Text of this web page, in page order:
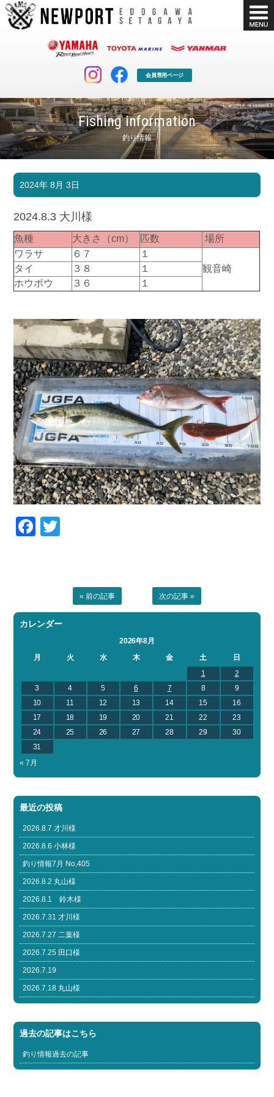
会員専用ページ
Fishing information
釣り情報
マリンクラブ
マリンライフを堪能したい！
ボート販売
ボート免許
長年の実績と信頼！
店舗情報
Shop Info.
公式ブログ
Blog
お問い合わせ
採用情報 リンク集
Link
2024年 8月 3日
2024.8.3 大川様
魚種 大きさ（cm） 匹数
場所
ワラサ
６７
１
観音崎
タイ ３８
１
ホウボウ
３６ １
Facebook
« 前の記事 次の記事 »
カレンダー
2026年8月
月
火 水 木 金 土
日
1
2
3
4 5 6 7 8
9
10
11 12 13 14 15
16
17
18 19 20 21 22
23
24
25 26 27 28 29
30
31
« 7月
最近の投稿
2026.8.7 才川様
2026.8.6 小林様
釣り情報7月 No,405
2026.8.2 丸山様
2026.8.1 鈴木様
2026.7.31 才川様
2026.7.27 二葉様
2026.7.25 田口様
2026.7.19
2026.7.18 丸山様
過去の記事はこちら
釣り情報過去の記事